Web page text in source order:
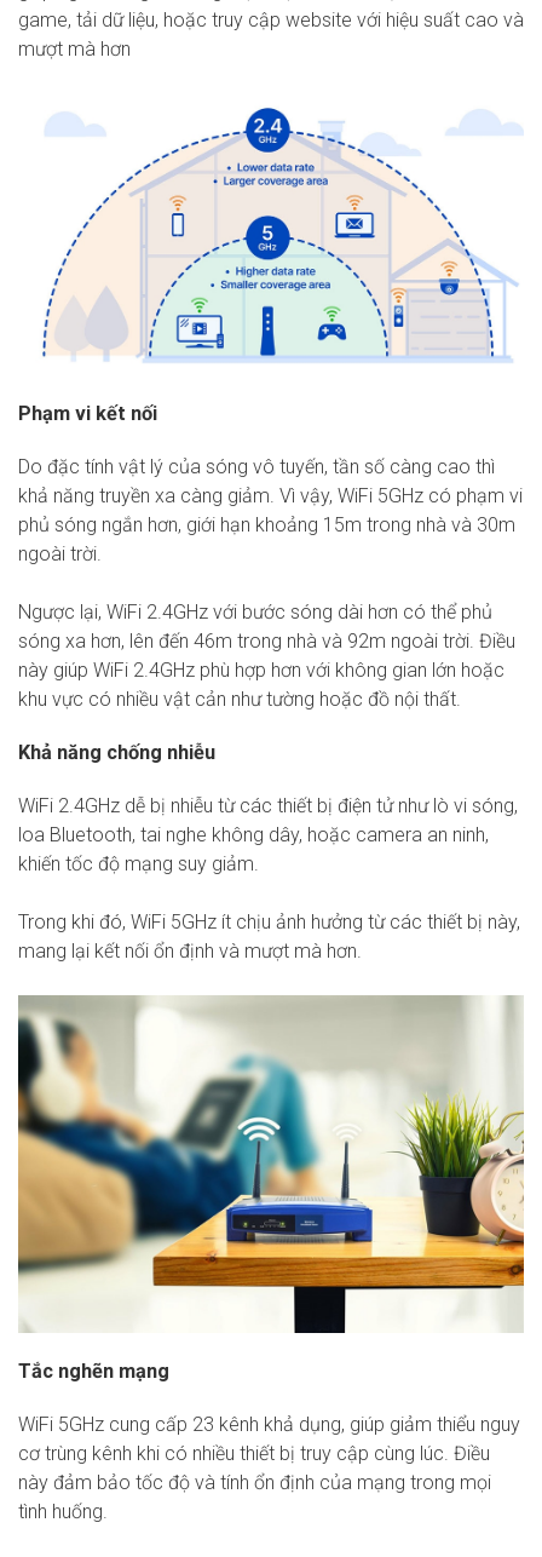
game, tải dữ liệu, hoặc truy cập website với hiệu suất cao và
mượt mà hơn
Phạm vi kết nối
Do đặc tính vật lý của sóng vô tuyến, tần số càng cao thì
khả năng truyền xa càng giảm. Vì vậy, WiFi 5GHz có phạm vi
phủ sóng ngắn hơn, giới hạn khoảng 15m trong nhà và 30m
ngoài trời.
Ngược lại, WiFi 2.4GHz với bước sóng dài hơn có thể phủ
sóng xa hơn, lên đến 46m trong nhà và 92m ngoài trời. Điều
này giúp WiFi 2.4GHz phù hợp hơn với không gian lớn hoặc
khu vực có nhiều vật cản như tường hoặc đồ nội thất.
Khả năng chống nhiễu
WiFi 2.4GHz dễ bị nhiễu từ các thiết bị điện tử như lò vi sóng,
loa Bluetooth, tai nghe không dây, hoặc camera an ninh,
khiến tốc độ mạng suy giảm.
Trong khi đó, WiFi 5GHz ít chịu ảnh hưởng từ các thiết bị này,
mang lại kết nối ổn định và mượt mà hơn.
Tắc nghẽn mạng
WiFi 5GHz cung cấp 23 kênh khả dụng, giúp giảm thiểu nguy
cơ trùng kênh khi có nhiều thiết bị truy cập cùng lúc. Điều
này đảm bảo tốc độ và tính ổn định của mạng trong mọi
tình huống.